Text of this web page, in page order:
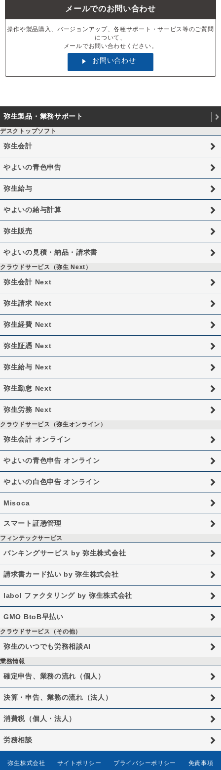
メールでのお問い合わせ
操作や製品購入、バージョンアップ、各種サポート・サービス等のご質問
について、
メールでお問い合わせください。
お問い合わせ
弥生製品・業務サポート
デスクトップソフト
弥生会計
やよいの青色申告
弥生給与
やよいの給与計算
弥生販売
やよいの見積・納品・請求書
クラウドサービス（弥生 Next）
弥生会計 Next
弥生請求 Next
弥生経費 Next
弥生証憑 Next
弥生給与 Next
弥生勤怠 Next
弥生労務 Next
クラウドサービス（弥生オンライン）
弥生会計 オンライン
やよいの青色申告 オンライン
やよいの白色申告 オンライン
Misoca
スマート証憑管理
フィンテックサービス
バンキングサービス by 弥生株式会社
請求書カード払い by 弥生株式会社
labol ファクタリング by 弥生株式会社
GMO BtoB早払い
クラウドサービス（その他）
弥生のいつでも労務相談AI
業務情報
確定申告、業務の流れ（個人）
決算・申告、業務の流れ（法人）
消費税（個人・法人）
労務相談
弥生株式会社 サイトポリシー プライバシーポリシー
免責事項